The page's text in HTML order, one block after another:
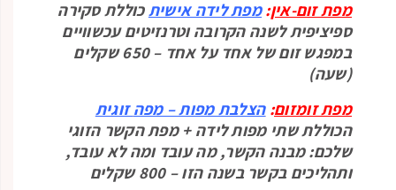
מפת זום-אין:מפת לידה אישיתכוללת סקירה
ספיציפית לשנה הקרובה וטרנזיטים עכשוויים
במפגש זום של אחד על אחד – 650 שקלים
(שעה)
מפת זומזום:הצלבת מפות – מפהזוגית
הכוללת שתי מפות לידה + מפת הקשר הזוגי
שלכם: מבנה הקשר, מה עובד ומה לא עובד,
ותהליכים בקשר בשנה הזו – 800 שקלים